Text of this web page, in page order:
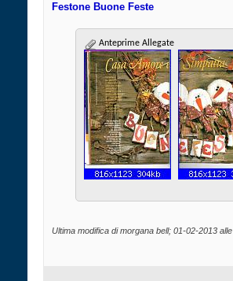
Festone Buone Feste
Anteprime Allegate
Ultima modifica di morgana bell; 01-02-2013 alle